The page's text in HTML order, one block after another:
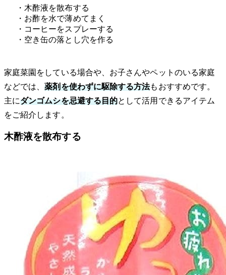
・木酢液を散布する
・お酢を水で薄めてまく
・コーヒーをスプレーする
・空き缶の落とし穴を作る
家庭菜園をしている場合や、お子さんやペットのいる家庭
などでは、薬剤を使わずに駆除する方法もおすすめです。
主にダンゴムシを忌避する目的として活用できるアイテム
をご紹介します。
木酢液を散布する